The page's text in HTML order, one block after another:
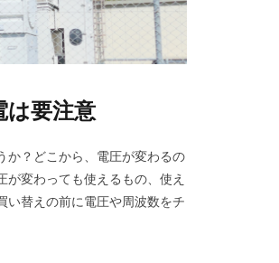
は要注意
か？どこから、電圧が変わるの
変わっても使えるもの、使え
い替えの前に電圧や周波数をチ